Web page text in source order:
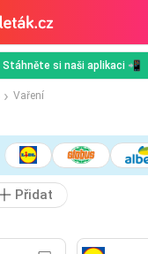
Stáhněte si naši aplikaci 📲
Vaření
Přidat